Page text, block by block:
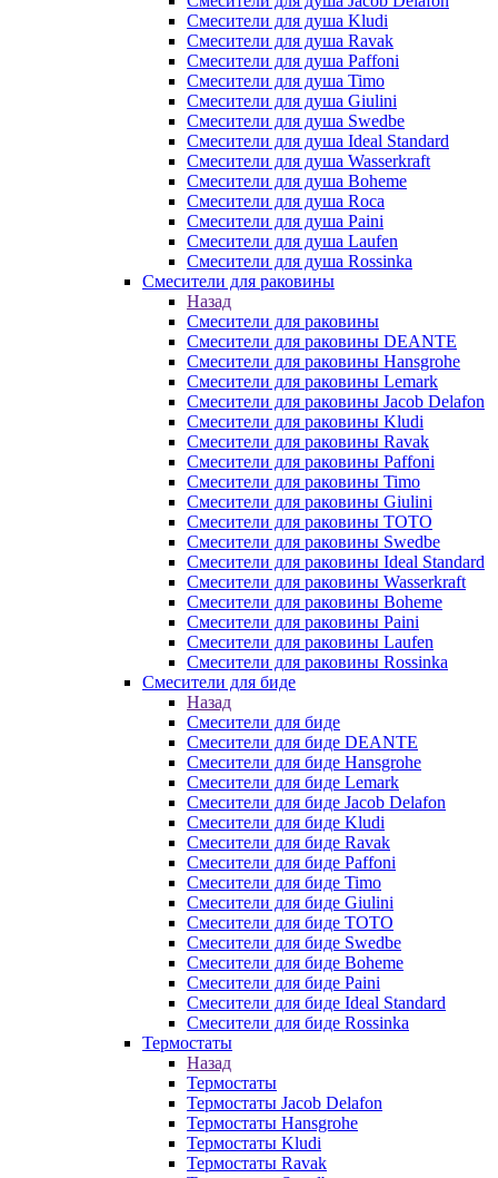
Смесители для душа Kludi
Смесители для душа Ravak
Смесители для душа Paffoni
Смесители для душа Timo
Смесители для душа Giulini
Смесители для душа Swedbe
Смесители для душа Ideal Standard
Смесители для душа Wasserkraft
Смесители для душа Boheme
Смесители для душа Roca
Смесители для душа Paini
Смесители для душа Laufen
Смесители для душа Rossinka
Смесители для раковины
Назад
Смесители для раковины
Смесители для раковины DEANTE
Смесители для раковины Hansgrohe
Смесители для раковины Lemark
Смесители для раковины Jacob Delafon
Смесители для раковины Kludi
Смесители для раковины Ravak
Смесители для раковины Paffoni
Смесители для раковины Timo
Смесители для раковины Giulini
Смесители для раковины TOTO
Смесители для раковины Swedbe
Смесители для раковины Ideal Standard
Смесители для раковины Wasserkraft
Смесители для раковины Boheme
Смесители для раковины Paini
Смесители для раковины Laufen
Смесители для раковины Rossinka
Смесители для биде
Назад
Смесители для биде
Смесители для биде DEANTE
Смесители для биде Hansgrohe
Смесители для биде Lemark
Смесители для биде Jacob Delafon
Смесители для биде Kludi
Смесители для биде Ravak
Смесители для биде Paffoni
Смесители для биде Timo
Смесители для биде Giulini
Смесители для биде TOTO
Смесители для биде Swedbe
Смесители для биде Boheme
Смесители для биде Paini
Смесители для биде Ideal Standard
Смесители для биде Rossinka
Термостаты
Назад
Термостаты
Термостаты Jacob Delafon
Термостаты Hansgrohe
Термостаты Kludi
Термостаты Ravak